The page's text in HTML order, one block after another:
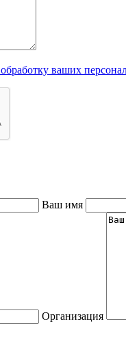
ваших
Ваш имя
Организация